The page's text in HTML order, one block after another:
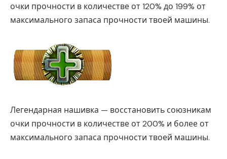
очки прочности в количестве от 120% до 199% от
максимального запаса прочности твоей машины.
Легендарная нашивка — восстановить союзникам
очки прочности в количестве от 200% и более от
максимального запаса прочности твоей машины.